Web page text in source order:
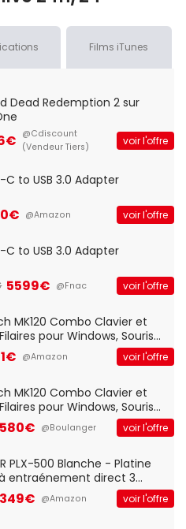
Films iTunes
Dead Redemption 2 sur
@Cdiscount
(Vendeur Tiers)
voir l'offre
C to USB 3.0 Adapter
@Amazon voir l'offre
C to USB 3.0 Adapter
5599€ @Fnac voir l'offre
MK120 Combo Clavier et
pour Windows, Souris
Filaire, Connexion USB Plug
Confortable, Taille
UK - Noir
@Amazon voir l'offre
MK120 Combo Clavier et
pour Windows, Souris
Filaire, Connexion USB Plug
Confortable, Taille
UK - Noir
580€ @Boulanger voir l'offre
PLX-500 Blanche - Platine
entraénement direct 3
(33-45-78 trs/min) avec
intégré et port USB
349€ @Amazon voir l'offre